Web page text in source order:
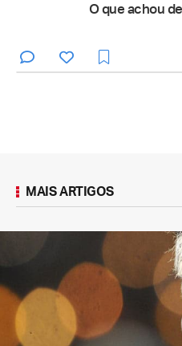
O que achou
MAIS ARTIGOS